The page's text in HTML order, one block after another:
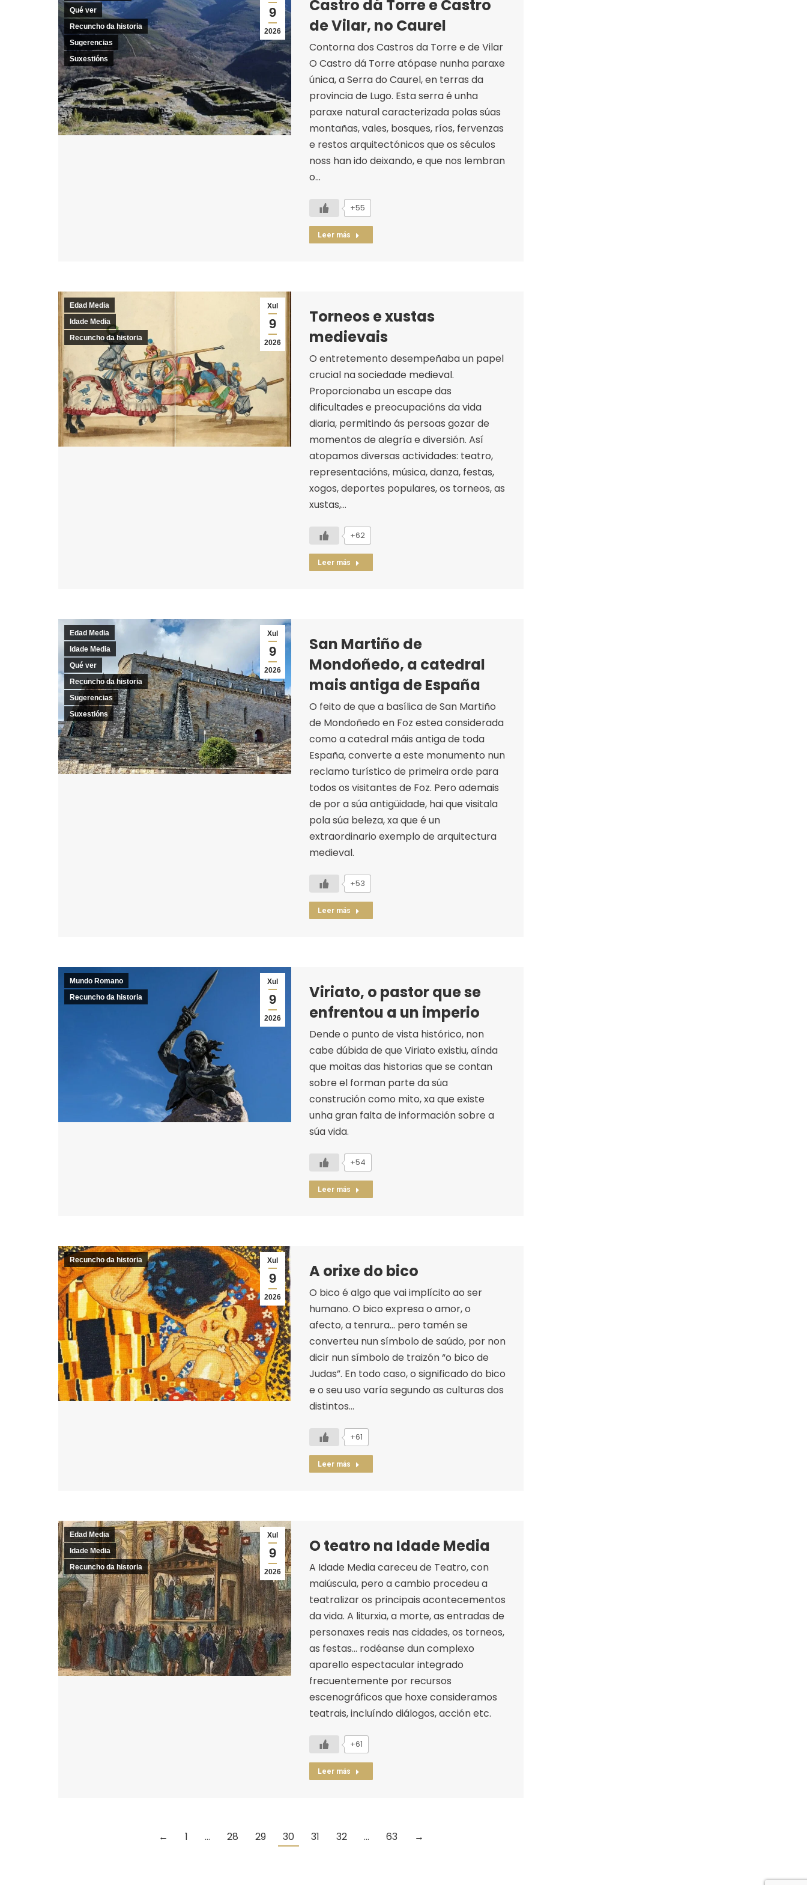
9
2026
Qué ver
Recuncho da historia
Sugerencias
Suxestións
Castro dá Torre e Castro
de Vilar, no Caurel
Contorna dos Castros da Torre e de Vilar
O Castro dá Torre atópase nunha paraxe
única, a Serra do Caurel, en terras da
provincia de Lugo. Esta serra é unha
paraxe natural caracterizada polas súas
montañas, vales, bosques, ríos, fervenzas
e restos arquitectónicos que os séculos
noss han ido deixando, e que nos lembran
o…
+55
Leer más
Xul
9
2026
Edad Media
Idade Media
Recuncho da historia
Torneos e xustas
medievais
O entretemento desempeñaba un papel
crucial na sociedade medieval.
Proporcionaba un escape das
dificultades e preocupacións da vida
diaria, permitindo ás persoas gozar de
momentos de alegría e diversión. Así
atopamos diversas actividades: teatro,
representacións, música, danza, festas,
xogos, deportes populares, os torneos, as
xustas,…
+62
Leer más
Xul
9
2026
Edad Media
Idade Media
Qué ver
Recuncho da historia
Sugerencias
Suxestións
San Martiño de
Mondoñedo, a catedral
mais antiga de España
O feito de que a basílica de San Martiño
de Mondoñedo en Foz estea considerada
como a catedral máis antiga de toda
España, converte a este monumento nun
reclamo turístico de primeira orde para
todos os visitantes de Foz. Pero ademais
de por a súa antigüidade, hai que visitala
pola súa beleza, xa que é un
extraordinario exemplo de arquitectura
medieval.
+53
Leer más
Xul
9
2026
Mundo Romano
Recuncho da historia
Viriato, o pastor que se
enfrentou a un imperio
Dende o punto de vista histórico, non
cabe dúbida de que Viriato existiu, aínda
que moitas das historias que se contan
sobre el forman parte da súa
construción como mito, xa que existe
unha gran falta de información sobre a
súa vida.
+54
Leer más
Xul
9
2026
Recuncho da historia
A orixe do bico
O bico é algo que vai implícito ao ser
humano. O bico expresa o amor, o
afecto, a tenrura… pero tamén se
converteu nun símbolo de saúdo, por non
dicir nun símbolo de traizón “o bico de
Judas”. En todo caso, o significado do bico
e o seu uso varía segundo as culturas dos
distintos…
+61
Leer más
Xul
9
2026
Edad Media
Idade Media
Recuncho da historia
O teatro na Idade Media
A Idade Media careceu de Teatro, con
maiúscula, pero a cambio procedeu a
teatralizar os principais acontecementos
da vida. A liturxia, a morte, as entradas de
personaxes reais nas cidades, os torneos,
as festas… rodéanse dun complexo
aparello espectacular integrado
frecuentemente por recursos
escenográficos que hoxe consideramos
teatrais, incluíndo diálogos, acción etc.
+61
Leer más
← 1 … 28 29 30 31 32 … 63 →